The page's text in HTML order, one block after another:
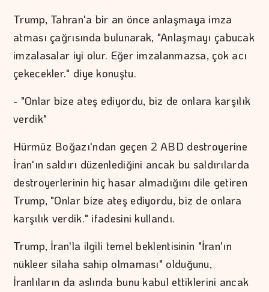
Trump, Tahran'a bir an önce anlaşmaya imza
atması çağrısında bulunarak, "Anlaşmayı çabucak
imzalasalar iyi olur. Eğer imzalanmazsa, çok acı
çekecekler." diye konuştu.
- "Onlar bize ateş ediyordu, biz de onlara karşılık
verdik"
Hürmüz Boğazı'ndan geçen 2 ABD destroyerine
İran'ın saldırı düzenlediğini ancak bu saldırılarda
destroyerlerinin hiç hasar almadığını dile getiren
Trump, "Onlar bize ateş ediyordu, biz de onlara
karşılık verdik." ifadesini kullandı.
Trump, İran'la ilgili temel beklentisinin "İran'ın
nükleer silaha sahip olmaması" olduğunu,
İranlıların da aslında bunu kabul ettiklerini ancak